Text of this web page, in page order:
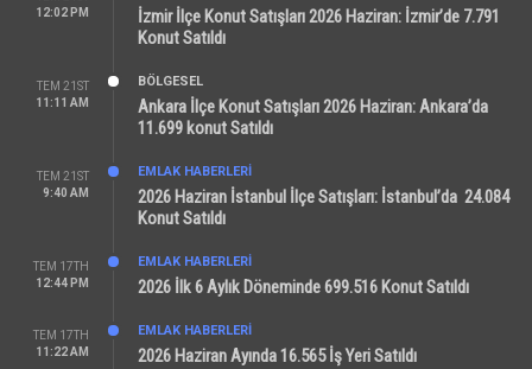
12:02 PM
İzmir İlçe Konut Satışları 2026 Haziran: İzmir’de 7.791
Konut Satıldı
TEM 21ST
11:11 AM
BÖLGESEL
Ankara İlçe Konut Satışları 2026 Haziran: Ankara’da
11.699 konut Satıldı
TEM 21ST
9:40 AM
EMLAK HABERLERI
2026 Haziran İstanbul İlçe Satışları: İstanbul’da 24.084
Konut Satıldı
TEM 17TH
12:44 PM
EMLAK HABERLERI
2026 İlk 6 Aylık Döneminde 699.516 Konut Satıldı
TEM 17TH
11:22 AM
EMLAK HABERLERI
2026 Haziran Ayında 16.565 İş Yeri Satıldı